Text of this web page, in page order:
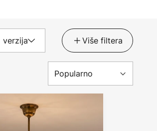
verzija Više filtera